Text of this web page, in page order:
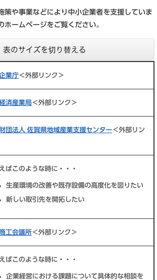
策や事業などにより中小企業者を支援していま
ホームページをご覧ください。
表のサイズを切り替える
業庁＜外部リンク＞
済産業局＜外部リンク＞
団法人 佐賀県地域産業支援センター ＜外部リン
ばこのような時に・・・
生産環境の改善や既存設備の高度化を図りたい
新しい取引先を開拓したい
工会議所＜外部リンク＞
ばこのような時に・・・
企業経営における課題について具体的な相談を